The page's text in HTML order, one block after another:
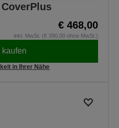
CoverPlus
€ 468,00
inkl. MwSt. (€ 390,00 ohne MwSt.)
kaufen
in Ihrer Nähe